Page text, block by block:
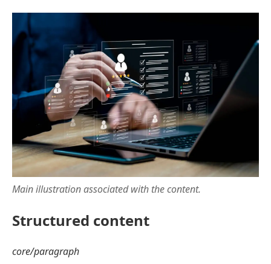
Main illustration associated with the content.
Structured content
core/paragraph